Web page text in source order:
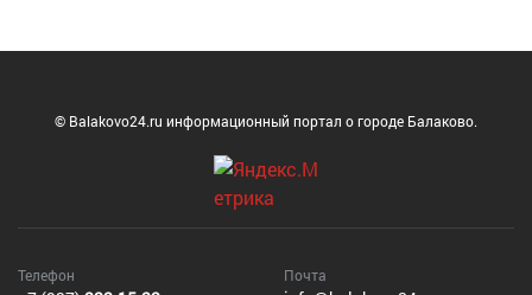
© Balakovo24.ru информационный портал о городе Балаково.
Телефон Почта